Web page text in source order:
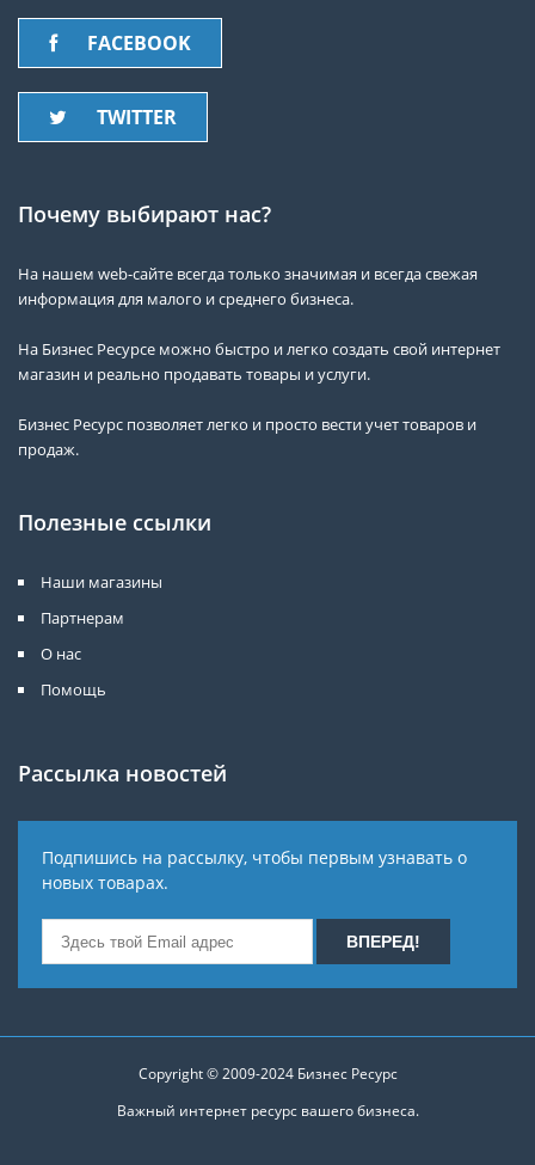
FACEBOOK
TWITTER
Почему выбирают нас?
На нашем web-сайте всегда только значимая и всегда свежая
информация для малого и среднего бизнеса.
На Бизнес Ресурсе можно быстро и легко создать свой интернет
магазин и реально продавать товары и услуги.
Бизнес Ресурс позволяет легко и просто вести учет товаров и
продаж.
Полезные ссылки
Наши магазины
Партнерам
О нас
Помощь
Рассылка новостей
Подпишись на рассылку, чтобы первым узнавать о
новых товарах.
Copyright © 2009-2024 Бизнес Ресурс
Важный интернет ресурс вашего бизнеса.